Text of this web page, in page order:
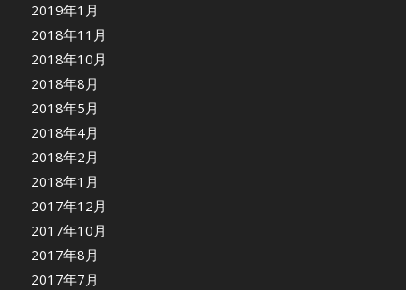
2019年1月
2018年11月
2018年10月
2018年8月
2018年5月
2018年4月
2018年2月
2018年1月
2017年12月
2017年10月
2017年8月
2017年7月